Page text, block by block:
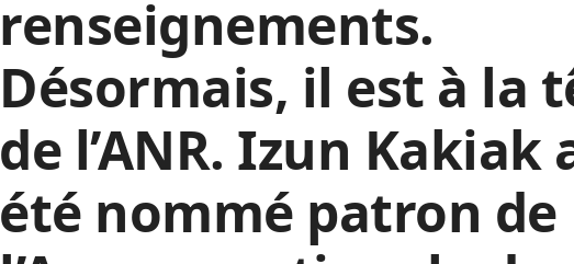
renseignements.
Désormais, il est à la
de l’ANR. Izun Kakiak
été nommé patron de